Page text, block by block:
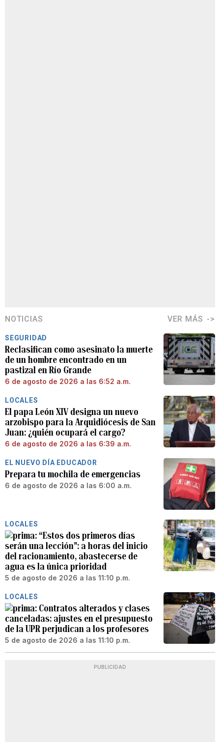
NOTICIAS VER MÁS
SEGURIDAD
Reclasifican como asesinato la muerte
de un hombre encontrado en un
pastizal en Río Grande
6 de agosto de 2026 a las 6:52 a.m.
LOCALES
El papa León XIV designa un nuevo
arzobispo para la Arquidiócesis de San
Juan: ¿quién ocupará el cargo?
6 de agosto de 2026 a las 6:39 a.m.
EL NUEVO DÍA EDUCADOR
Prepara tu mochila de emergencias
6 de agosto de 2026 a las 6:00 a.m.
LOCALES
“Estos dos primeros días
serán una lección”: a horas del inicio
del racionamiento, abastecerse de
agua es la única prioridad
5 de agosto de 2026 a las 11:10 p.m.
LOCALES
Contratos alterados y clases
canceladas: ajustes en el presupuesto
de la UPR perjudican a los profesores
5 de agosto de 2026 a las 11:10 p.m.
PUBLICIDAD